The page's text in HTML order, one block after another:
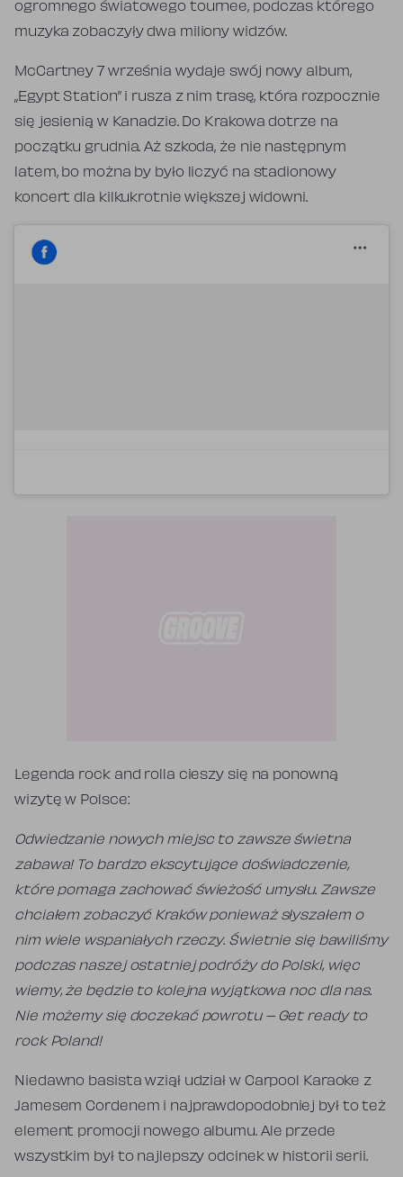
ogromnego światowego tournee, podczas którego
muzyka zobaczyły dwa miliony widzów.
McCartney 7 września wydaje swój nowy album,
„Egypt Station” i rusza z nim trasę, która rozpocznie
się jesienią w Kanadzie. Do Krakowa dotrze na
początku grudnia. Aż szkoda, że nie następnym
latem, bo można by było liczyć na stadionowy
koncert dla kilkukrotnie większej widowni.
Legenda rock and rolla cieszy się na ponowną
wizytę w Polsce:
Odwiedzanie nowych miejsc to zawsze świetna
zabawa! To bardzo ekscytujące doświadczenie,
które pomaga zachować świeżość umysłu. Zawsze
chciałem zobaczyć Kraków ponieważ słyszałem o
nim wiele wspaniałych rzeczy. Świetnie się bawiliśmy
podczas naszej ostatniej podróży do Polski, więc
wiemy, że będzie to kolejna wyjątkowa noc dla nas.
Nie możemy się doczekać powrotu – Get ready to
rock Poland!
Niedawno basista wziął udział w Carpool Karaoke z
Jamesem Cordenem i najprawdopodobniej był to też
element promocji nowego albumu. Ale przede
wszystkim był to najlepszy odcinek w historii serii.